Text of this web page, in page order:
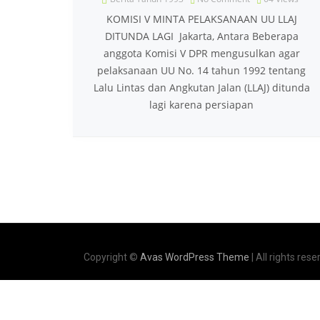
KOMISI V MINTA PELAKSANAAN UU LLAJ
DITUNDA LAGI Jakarta, Antara Beberapa
anggota Komisi V DPR mengusulkan agar
pelaksanaan UU No. 14 tahun 1992 tentang
Lalu Lintas dan Angkutan Jalan (LLAJ) ditunda
lagi karena persiapan
Copyright © Avas WordPress Theme | All rights